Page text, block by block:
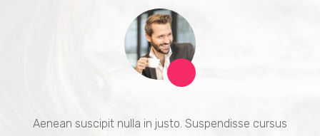
Aenean suscipit nulla in justo. Suspendisse cursus